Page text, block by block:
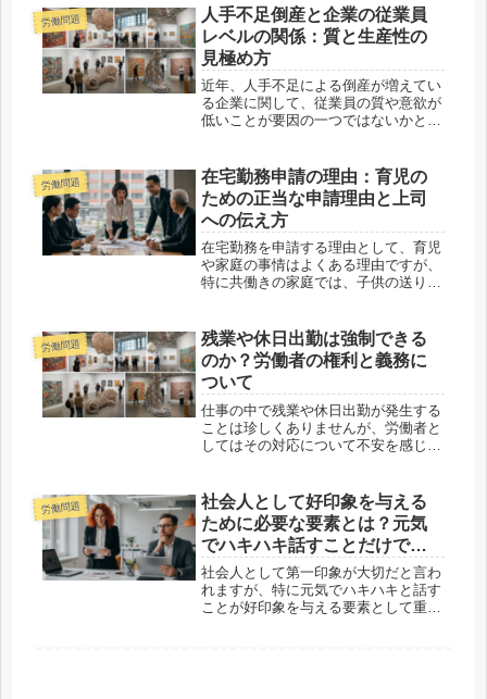
の事例を基に、あなたの今後の行動の
参考になることを目指しています。発
達障...
労働問題
人手不足倒産と企業の従業員
レベルの関係：質と生産性の
見極め方
近年、人手不足による倒産が増えてい
る企業に関して、従業員の質や意欲が
低いことが要因の一つではないかと考
を判断することは難しいのが現実で
す。人手不足と企業の課題人手不足が
進む...
労働問題
在宅勤務申請の理由：育児の
ための正当な申請理由と上司
への伝え方
在宅勤務を申請する理由として、育児
や家庭の事情はよくある理由ですが、
特に共働きの家庭では、子供の送り迎
う。この記事では、育児を理由に在宅
勤務を申請する場合の正当性や、上司
にど...
労働問題
残業や休日出勤は強制できる
のか？労働者の権利と義務に
ついて
仕事の中で残業や休日出勤が発生する
ことは珍しくありませんが、労働者と
してはその対応について不安を感じる
労働条件について不安になることもあ
ります。この記事では、残業や休日出
勤...
労働問題
社会人として好印象を与える
ために必要な要素とは？元気
でハキハキ話すことだけで本
当に通用するのか
社会人として第一印象が大切だと言わ
れますが、特に元気でハキハキと話す
ことが好印象を与える要素として重視